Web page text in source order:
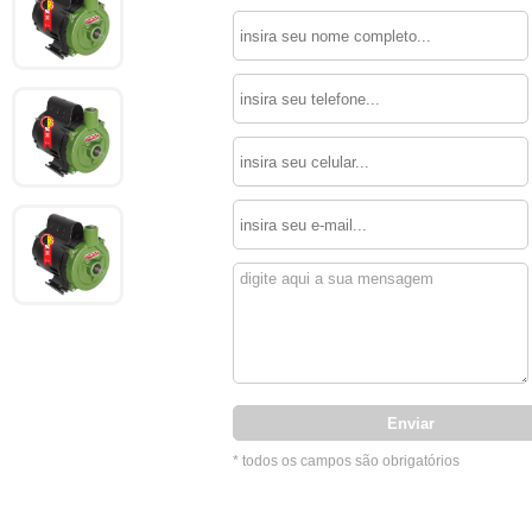
* todos os campos são obrigatórios